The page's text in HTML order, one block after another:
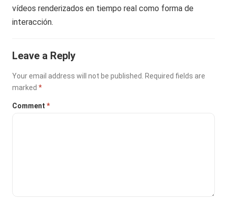
vídeos renderizados en tiempo real como forma de
interacción.
Leave a Reply
Your email address will not be published.
Required fields are
marked*
Comment*